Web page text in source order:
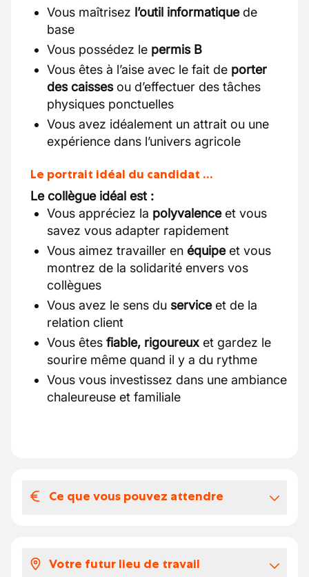
Vous maîtrisez l’outil informatiquede
base
Vous possédez le permis B
Vous êtes à l’aise avec le fait de porter
des caissesou d’effectuer des tâches
physiques ponctuelles
Vous avez idéalement un attrait ou une
expérience dans l’univers agricole
Le portrait idéal du candidat …
Le collègue idéal est :
Vous appréciez la polyvalenceet vous
savez vous adapter rapidement
Vous aimez travailler en équipeet vous
montrez de la solidarité envers vos
collègues
Vous avez le sens du serviceet de la
relation client
Vous êtes fiable, rigoureux et gardez le
sourire même quand il y a du rythme
Vous vous investissez dans une ambiance
chaleureuse et familiale
Ce que vous pouvez attendre
Ce que nous offrons :
Votre futur lieu de travail